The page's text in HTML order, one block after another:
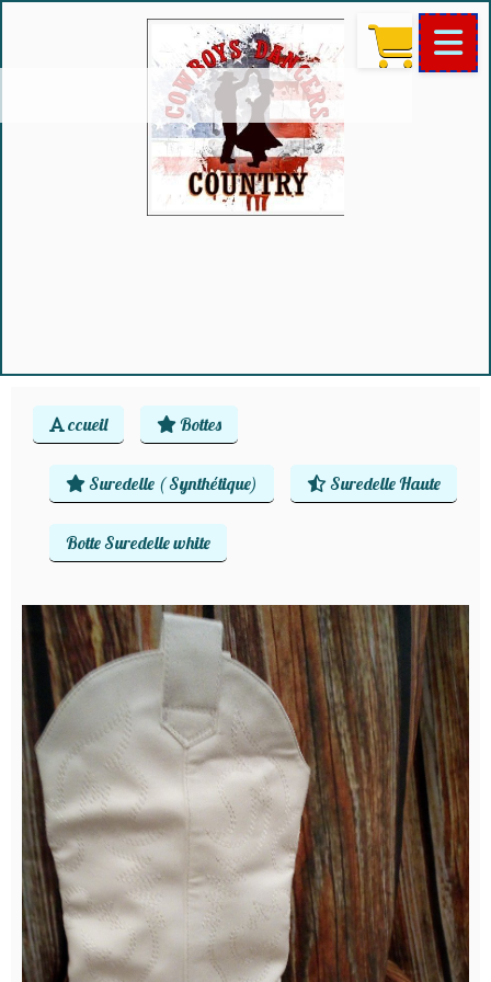
ccueil Bottes
Suredelle ( Synthétique) Suredelle Haute
Botte Suredelle white